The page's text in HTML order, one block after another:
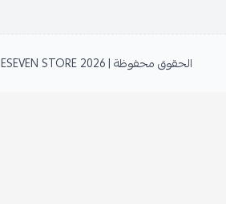
الحقوق محفوظة | 2026 ESEVEN STORE